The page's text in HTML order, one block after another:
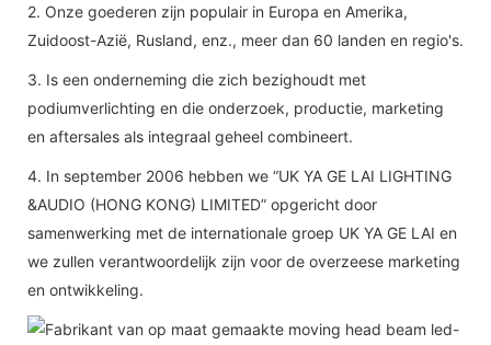
2. Onze goederen zijn populair in Europa en Amerika,
Zuidoost-Azië, Rusland, enz., meer dan 60 landen en regio's.
3. Is een onderneming die zich bezighoudt met
podiumverlichting en die onderzoek, productie, marketing
en aftersales als integraal geheel combineert.
4. In september 2006 hebben we “UK YA GE LAI LIGHTING
&AUDIO (HONG KONG) LIMITED” opgericht door
samenwerking met de internationale groep UK YA GE LAI en
we zullen verantwoordelijk zijn voor de overzeese marketing
en ontwikkeling.